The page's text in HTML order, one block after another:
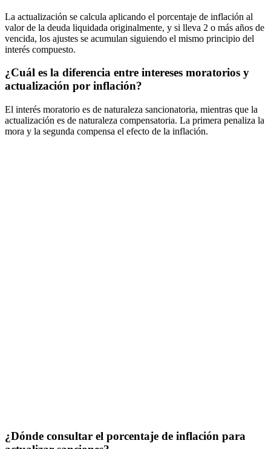
La actualización se calcula aplicando el porcentaje de inflación al
valor de la deuda liquidada originalmente, y si lleva 2 o más años de
vencida, los ajustes se acumulan siguiendo el mismo principio del
interés compuesto.
¿Cuál es la diferencia entre intereses moratorios y
actualización por inflación?
El interés moratorio es de naturaleza sancionatoria, mientras que la
actualización es de naturaleza compensatoria. La primera penaliza la
mora y la segunda compensa el efecto de la inflación.
¿Dónde consultar el porcentaje de inflación para